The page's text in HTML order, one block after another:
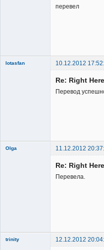
перевел
lotasfan
10.12.2012
Re: Right
Перевод
Olga 11.12.2012
Re: Right
Перевела.
trinity 12.12.2012